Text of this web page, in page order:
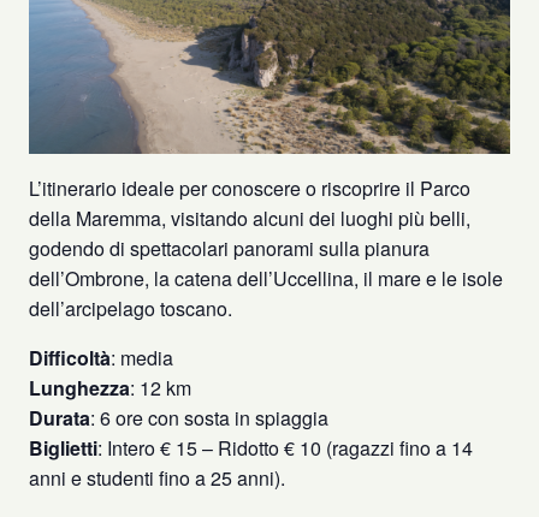
L’itinerario ideale per conoscere o riscoprire il Parco
della Maremma, visitando alcuni dei luoghi più belli,
godendo di spettacolari panorami sulla pianura
dell’Ombrone, la catena dell’Uccellina, il mare e le isole
dell’arcipelago toscano.
Difficoltà: media
Lunghezza: 12 km
Durata: 6 ore con sosta in spiaggia
Biglietti: Intero € 15 – Ridotto € 10 (ragazzi fino a 14
anni e studenti fino a 25 anni).